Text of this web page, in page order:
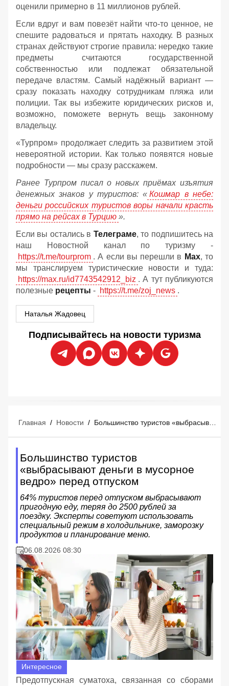
оценили примерно в 11 миллионов рублей.
Если вдруг и вам повезёт найти что‑то ценное, не
спешите радоваться и прятать находку. В разных
странах действуют строгие правила: нередко такие
предметы считаются государственной
собственностью или подлежат обязательной
передаче властям. Самый надёжный вариант —
сразу показать находку сотрудникам пляжа или
полиции. Так вы избежите юридических рисков и,
возможно, поможете вернуть вещь законному
владельцу.
«Турпром» продолжает следить за развитием этой
невероятной истории. Как только появятся новые
подробности — мы сразу расскажем.
Ранее Турпром писал о новых приёмах изъятия
денежных знаков у туристов: « Кошмар в небе:
деньги российских туристов воры начали красть
прямо на рейсах в Турцию ».
Если вы остались в Телеграме, то подпишитесь на
наш Новостной канал по туризму -
https://t.me/tourprom . А если вы перешли в Мах, то
мы транслируем туристические новости и туда:
https://max.ru/id7743542912_biz . А тут публикуются
полезные рецепты - https://t.me/zoj_news .
Наталья Жадовец
Подписывайтесь на новости туризма
Главная / Новости /
Большинство туристов
«выбрасывают деньги в мусорное
ведро» перед отпуском
64% туристов перед отпуском выбрасывают
пригодную еду, теряя до 2500 рублей за
поездку. Эксперты советуют использовать
специальный режим в холодильнике, заморозку
продуктов и планирование меню.
06.08.2026 08:30
Интересное
Предотпускная суматоха, связанная со сборами